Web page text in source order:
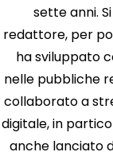
sette anni.
redattore, per
ha sviluppato
nelle pubbliche
collaborato a
digitale, in
anche lanciato